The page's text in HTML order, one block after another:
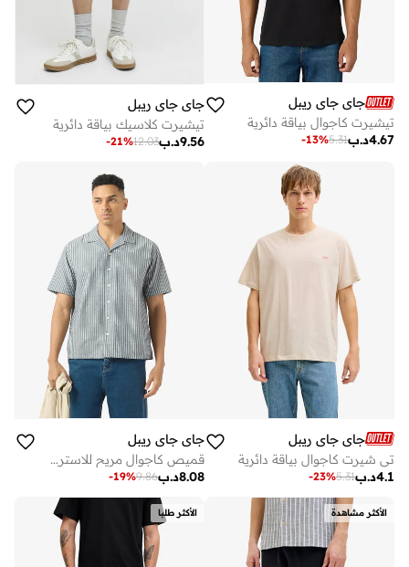
جاي جاي ريبل
تيشيرت كاجوال بياقة دائرية
د.ب4.67
5.31
-13%
جاي جاي ريبل
تيشيرت كلاسيك بياقة دائرية
د.ب9.56
12.03
-21%
جاي جاي ريبل
تي شيرت كاجوال بياقة دائرية
د.ب4.1
5.31
-23%
جاي جاي ريبل
قميص كاجوال مريح للاسترخاء
د.ب8.08
9.86
-19%
الأكثر مشاهدة الأكثر طلبا